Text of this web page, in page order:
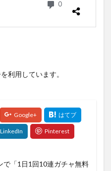
利用しています。
で「1日1回10連ガチャ無料